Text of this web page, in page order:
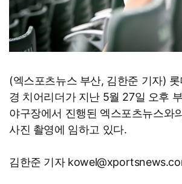
(엑스포츠뉴스 부산, 김한준 기자)
경 치어리더가 지난 5월 27일 오후
야구장에서 진행된 엑스포츠뉴스와
사진 촬영에 임하고 있다.
김한준 기자